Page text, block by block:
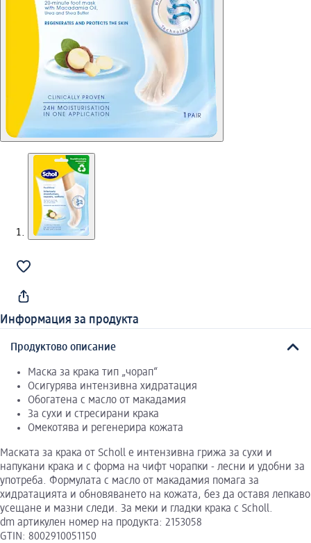
Информация за продукта
Продуктово описание
Маска за крака тип „чорап“
Осигурява интензивна хидратация
Обогатена с масло от макадамия
За сухи и стресирани крака
Омекотява и регенерира кожата
Маската за крака от Scholl е интензивна грижа за сухи и
напукани крака и с форма на чифт чорапки - лесни и удобни за
употреба. Формулата с масло от макадамия помага за
хидратацията и обновяването на кожата, без да оставя лепкаво
усещане и мазни следи. За меки и гладки крака с Scholl.
dm артикулен номер на продукта: 2153058
GTIN: 8002910051150